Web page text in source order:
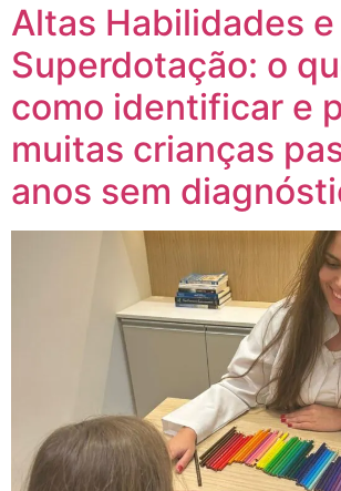
Altas Habilidades e
Superdotação: o
como identificar e
muitas crianças
anos sem